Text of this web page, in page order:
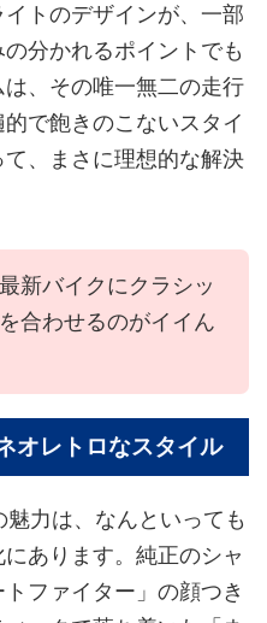
トのデザインが、一部
分かれるポイントでも
、その唯一無二の走行
で飽きのこないスタイ
、まさに理想的な解決
新バイクにクラシッ
合わせるのがイイん
オレトロなスタイル
力は、なんといっても
あります。純正のシャ
ファイター」の顔つき